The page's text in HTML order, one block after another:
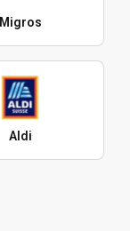
Migros
Aldi